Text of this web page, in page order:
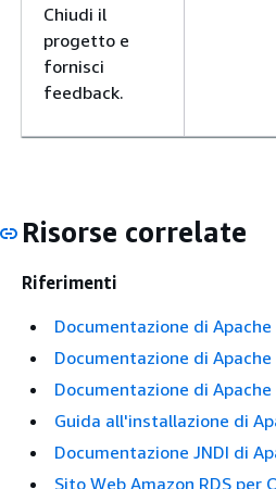
Chiudi il
progetto e
fornisci
feedback.
Risorse correlate
Riferimenti
Documentazione di
Documentazione di
Documentazione di
Guida all'installazione di
Documentazione JNDI di
Sito Web Amazon RDS per